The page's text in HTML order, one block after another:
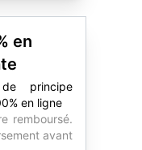
en
principe
en ligne
remboursé.
avant